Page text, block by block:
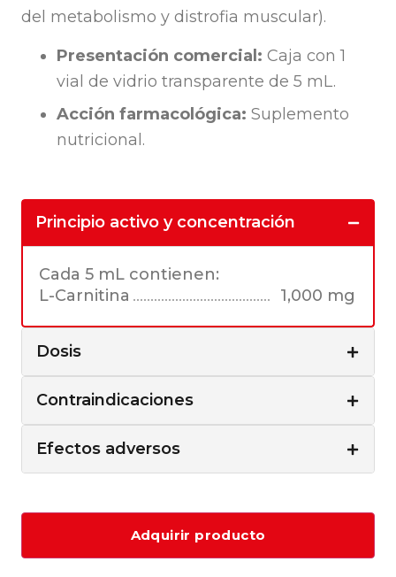
del metabolismo y distrofia muscular).
Presentación comercial: Caja con 1
vial de vidrio transparente de 5 mL.
Acción farmacológica: Suplemento
nutricional.
Principio activo y concentración
Cada 5 mL contienen:
L-Carnitina
1,000 mg
Dosis
Contraindicaciones
Efectos adversos
Adquirir producto